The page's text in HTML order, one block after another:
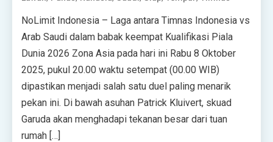
NoLimit Indonesia – Laga antara Timnas Indonesia vs
Arab Saudi dalam babak keempat Kualifikasi Piala
Dunia 2026 Zona Asia pada hari ini Rabu 8 Oktober
2025, pukul 20.00 waktu setempat (00.00 WIB)
dipastikan menjadi salah satu duel paling menarik
pekan ini. Di bawah asuhan Patrick Kluivert, skuad
Garuda akan menghadapi tekanan besar dari tuan
rumah […]